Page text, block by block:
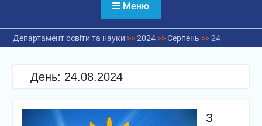
Меню
Департамент освіти та науки >>2024>>Серпень >>24
День: 24.08.2024
З